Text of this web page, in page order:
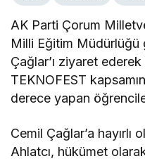
AK Parti Çorum
Milli Eğitim Müdürlüğü
Çağlar’ı ziyaret ederek
TEKNOFEST
derece yapan
Cemil Çağlar’a hayırlı
Ahlatcı, hükümet